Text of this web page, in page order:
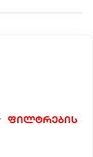
ფილტრების